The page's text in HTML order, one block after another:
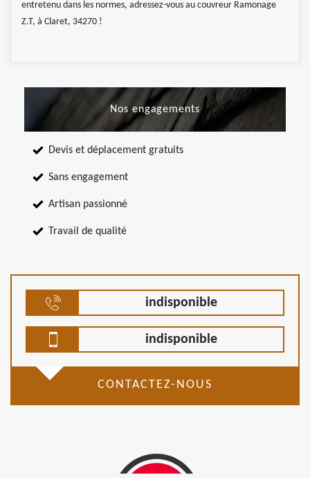
entretenu dans les normes, adressez-vous au couvreur Ramonage
Z.T, à Claret, 34270 !
Nos engagements
Devis et déplacement gratuits
Sans engagement
Artisan passionné
Travail de qualité
indisponible
indisponible
CONTACTEZ-NOUS